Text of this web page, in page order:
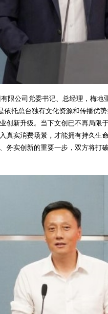
限公司党委书记、总经理，梅地
依托总台独有文化资源和传播优
创新升级。当下文创已不再局限
真实消费场景，才能拥有持久生
务实创新的重要一步，双方将打